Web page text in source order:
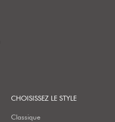
CHOISISSEZ LE STYLE
Classique